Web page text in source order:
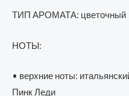
ТИП АРОМАТА: цветочный
НОТЫ:
• верхние ноты:
Пинк Леди